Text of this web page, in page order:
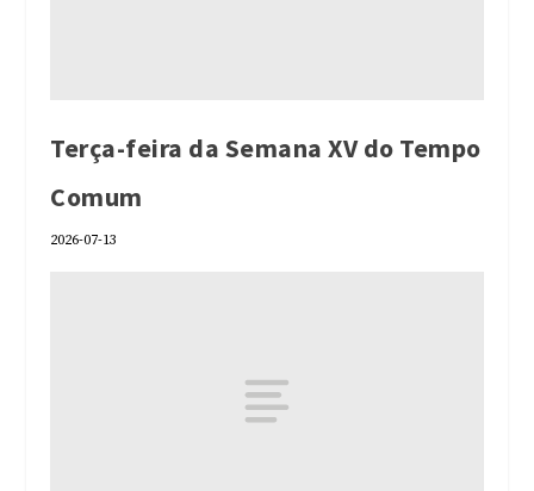
Terça-feira da Semana XV do Tempo
Comum
2026-07-13